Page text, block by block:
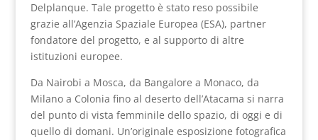
Delplanque. Tale progetto è stato reso possibile
grazie all’Agenzia Spaziale Europea (ESA), partner
fondatore del progetto, e al supporto di altre
istituzioni europee.
Da Nairobi a Mosca, da Bangalore a Monaco, da
Milano a Colonia fino al deserto dell’Atacama si narra
del punto di vista femminile dello spazio, di oggi e di
quello di domani. Un’originale esposizione fotografica